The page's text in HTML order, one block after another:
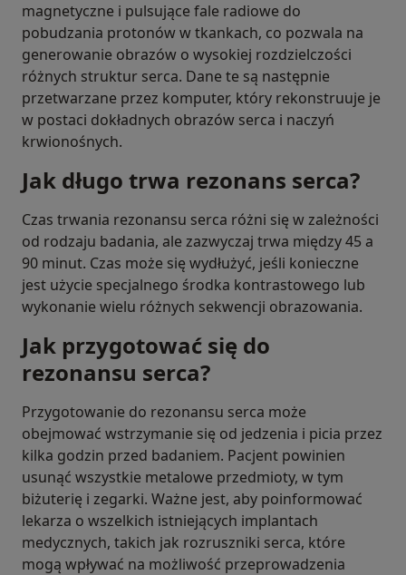
magnetyczne i pulsujące fale radiowe do
pobudzania protonów w tkankach, co pozwala na
generowanie obrazów o wysokiej rozdzielczości
różnych struktur serca. Dane te są następnie
przetwarzane przez komputer, który rekonstruuje je
w postaci dokładnych obrazów serca i naczyń
krwionośnych.
Jak długo trwa rezonans serca?
Czas trwania rezonansu serca różni się w zależności
od rodzaju badania, ale zazwyczaj trwa między 45 a
90 minut. Czas może się wydłużyć, jeśli konieczne
jest użycie specjalnego środka kontrastowego lub
wykonanie wielu różnych sekwencji obrazowania.
Jak przygotować się do
rezonansu serca?
Przygotowanie do rezonansu serca może
obejmować wstrzymanie się od jedzenia i picia przez
kilka godzin przed badaniem. Pacjent powinien
usunąć wszystkie metalowe przedmioty, w tym
biżuterię i zegarki. Ważne jest, aby poinformować
lekarza o wszelkich istniejących implantach
medycznych, takich jak rozruszniki serca, które
mogą wpływać na możliwość przeprowadzenia